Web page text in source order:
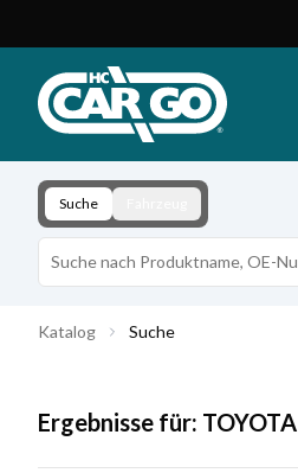
Download
Kontakt
Suche
Katalog Suche
Ergebnisse für: TOYOTA